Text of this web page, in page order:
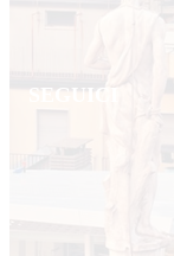
SEGUICI